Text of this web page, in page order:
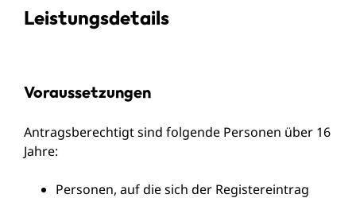
Leistungsdetails
Voraussetzungen
Antragsberechtigt sind folgende Personen über 16
Jahre:
Personen, auf die sich der Registereintrag